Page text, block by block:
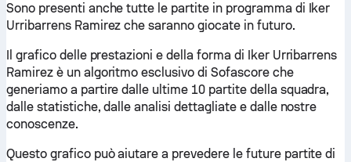
Sono presenti anche tutte le partite in programma di Iker
Urribarrens Ramirez che saranno giocate in futuro.
Il grafico delle prestazioni e della forma di Iker Urribarrens
Ramirez è un algoritmo esclusivo di Sofascore che
generiamo a partire dalle ultime 10 partite della squadra,
dalle statistiche, dalle analisi dettagliate e dalle nostre
conoscenze.
Questo grafico può aiutare a prevedere le future partite di